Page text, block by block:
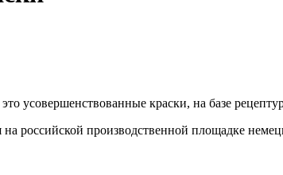
усовершенствованные краски, на базе
на российской производственной площадке